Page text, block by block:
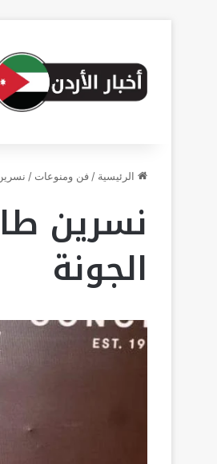
الرئيسية / فن ومنوعات /
نسرين
الجونة